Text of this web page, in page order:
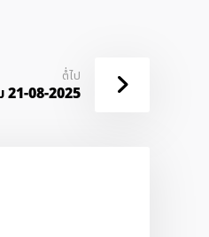
ຕໍ່ໄປ
21-08-2025